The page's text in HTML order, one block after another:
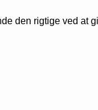
den rigtige ved at